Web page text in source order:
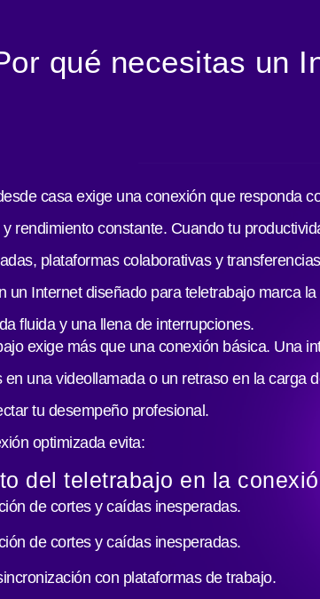
qué necesitas un
casa exige una conexión que responda
rendimiento constante. Cuando tu
plataformas colaborativas y
un Internet diseñado para teletrabajo marca
fluida y una llena de interrupciones.
exige más que una conexión básica. Una
en una videollamada o un retraso en la carga
tu desempeño profesional.
optimizada evita:
del teletrabajo en la
de cortes y caídas inesperadas.
de cortes y caídas inesperadas.
con plataformas de trabajo.